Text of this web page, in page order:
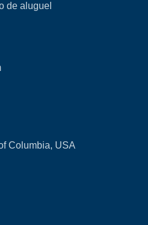
de aluguel
Columbia, USA